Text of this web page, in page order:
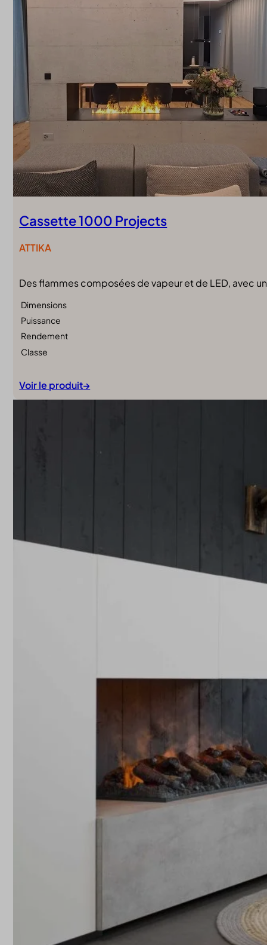
Cassette 1000 Projects
ATTIKA
Des flammes composées de vapeur et de LED, avec
Dimensions
Puissance
Rendement
Classe
Voir le produit